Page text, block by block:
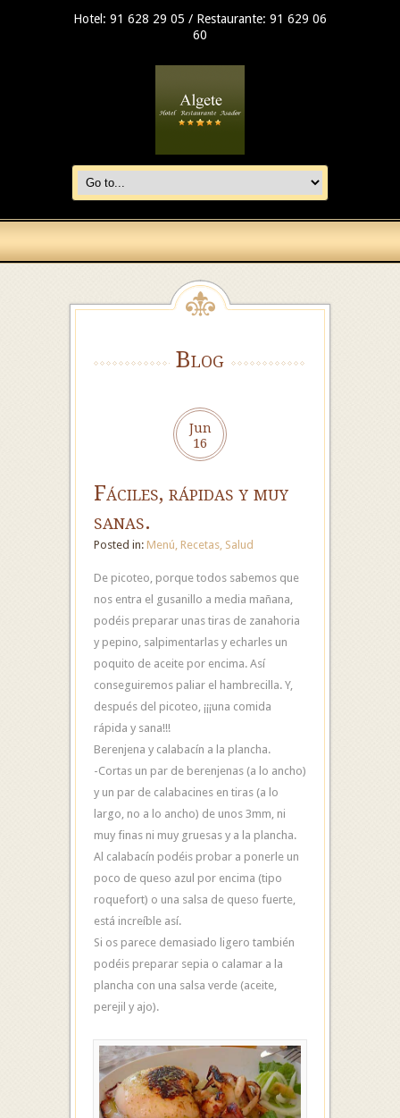
Hotel: 91 628 29 05 / Restaurante: 91 629 06
60
Blog
Jun
16
Fáciles, rápidas y muy
sanas.
Posted in: Menú, Recetas, Salud
De picoteo, porque todos sabemos que
nos entra el gusanillo a media mañana,
podéis preparar unas tiras de zanahoria
y pepino, salpimentarlas y echarles un
poquito de aceite por encima. Así
conseguiremos paliar el hambrecilla. Y,
después del picoteo, ¡¡¡una comida
rápida y sana!!!
Berenjena y calabacín a la plancha.
-Cortas un par de berenjenas (a lo ancho)
y un par de calabacines en tiras (a lo
largo, no a lo ancho) de unos 3mm, ni
muy finas ni muy gruesas y a la plancha.
Al calabacín podéis probar a ponerle un
poco de queso azul por encima (tipo
roquefort) o una salsa de queso fuerte,
está increíble así.
Si os parece demasiado ligero también
podéis preparar sepia o calamar a la
plancha con una salsa verde (aceite,
perejil y ajo).